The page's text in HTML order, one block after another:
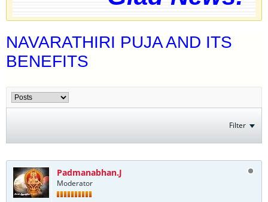
NAVARATHIRI PUJA AND ITS
BENEFITS
Filter
Padmanabhan.J
Moderator